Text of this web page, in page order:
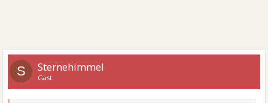
S Sternehimmel
Gast